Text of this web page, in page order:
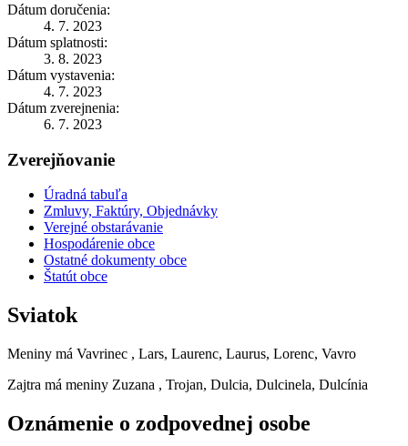
Dátum doručenia:
4. 7. 2023
Dátum splatnosti:
3. 8. 2023
Dátum vystavenia:
4. 7. 2023
Dátum zverejnenia:
6. 7. 2023
Zverejňovanie
Úradná tabuľa
Zmluvy, Faktúry, Objednávky
Verejné obstarávanie
Hospodárenie obce
Ostatné dokumenty obce
Štatút obce
Sviatok
Meniny má Vavrinec , Lars, Laurenc, Laurus, Lorenc, Vavro
Zajtra má meniny Zuzana , Trojan, Dulcia, Dulcinela, Dulcínia
Oznámenie o zodpovednej osobe